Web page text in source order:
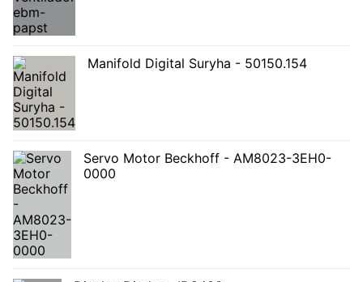
Manifold Digital Suryha - 50150.154
Servo Motor Beckhoff - AM8023-3EH0-
0000